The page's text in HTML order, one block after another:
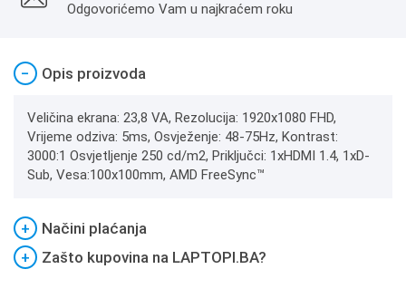
Odgovorićemo Vam u najkraćem roku
− Opis proizvoda
Veličina ekrana: 23,8 VA, Rezolucija: 1920x1080 FHD,
Vrijeme odziva: 5ms, Osvježenje: 48-75Hz, Kontrast:
3000:1 Osvjetljenje 250 cd/m2, Priključci: 1xHDMI 1.4, 1xD-
Sub, Vesa:100x100mm, AMD FreeSync™
+
Načini plaćanja
+
Zašto kupovina na LAPTOPI.BA?